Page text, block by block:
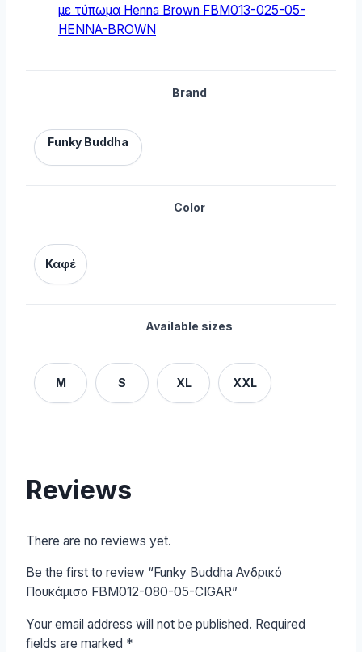
με τύπωμα Henna Brown FBM013-025-05-
HENNA-BROWN
Brand
Funky Buddha
Color
Καφέ
Available sizes
M S XL XXL
Reviews
There are no reviews yet.
Be the first to review “Funky Buddha Ανδρικό
Πουκάμισο FBM012-080-05-CIGAR”
Your email address will not be published. Required
fields are marked *